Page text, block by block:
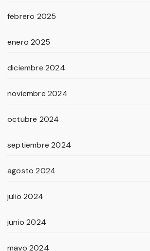
febrero 2025
enero 2025
diciembre 2024
noviembre 2024
octubre 2024
septiembre 2024
agosto 2024
julio 2024
junio 2024
mayo 2024